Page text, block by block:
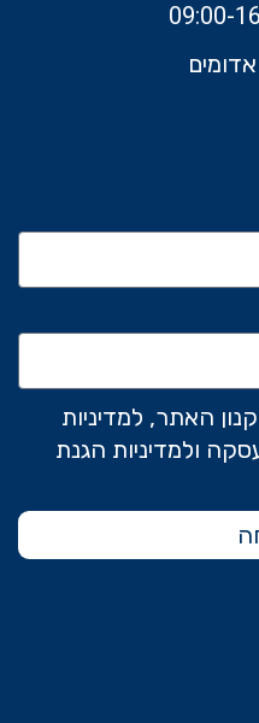
האתר, למדיניות
ולמדיניות הגנת